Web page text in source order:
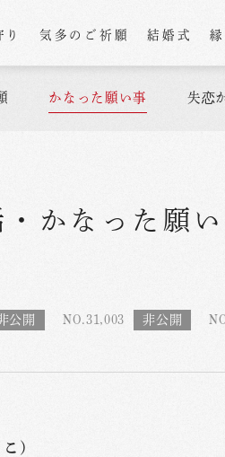
り 気多のご祈願 結婚式
かなった願い事 失恋
・ かなった願
NO.31,003
こ)